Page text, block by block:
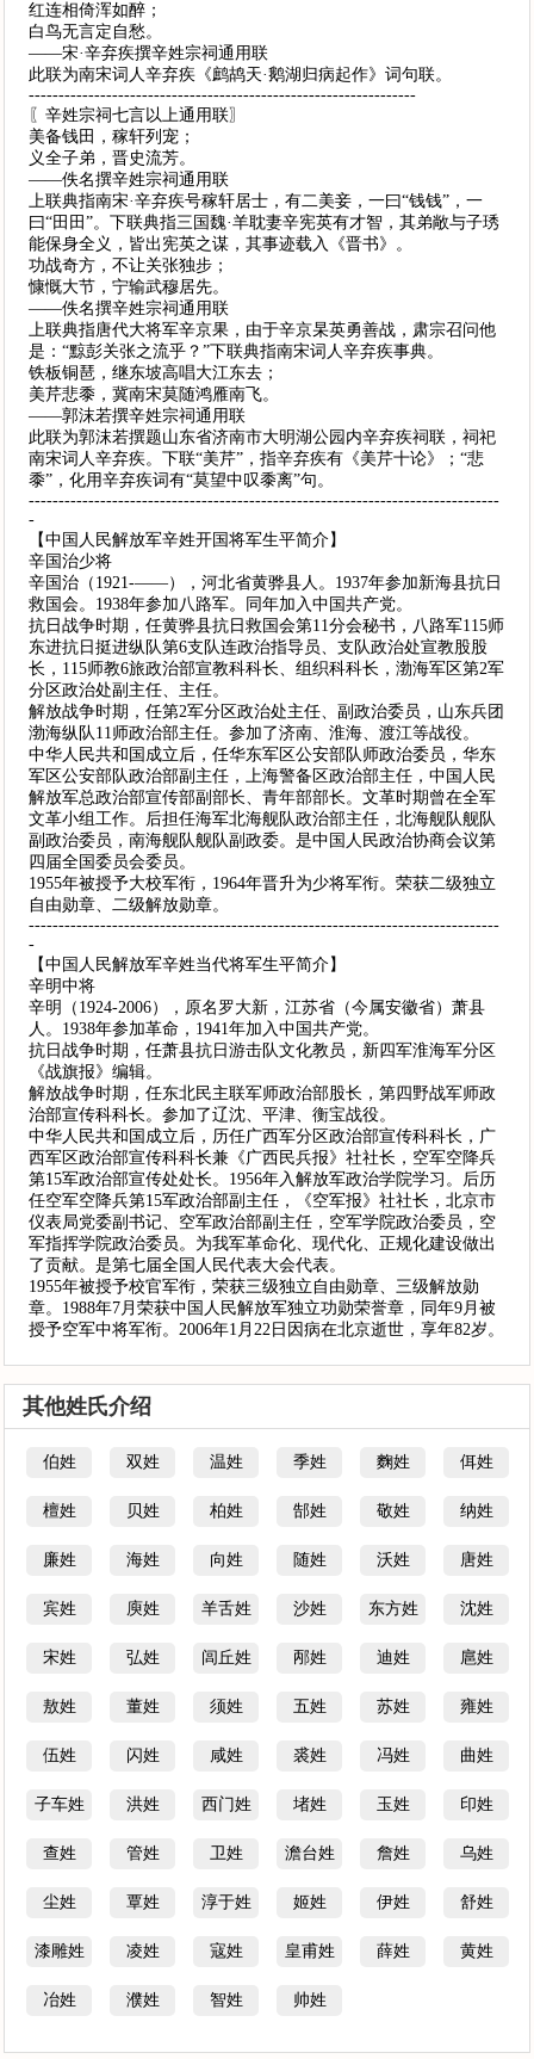
红连相倚浑如醉；
白鸟无言定自愁。
——宋·辛弃疾撰辛姓宗祠通用联
此联为南宋词人辛弃疾《鹧鸪天·鹅湖归病起作》词句联。
-----------------------------------------------------------------
〖辛姓宗祠七言以上通用联〗
美备钱田，稼轩列宠；
义全子弟，晋史流芳。
——佚名撰辛姓宗祠通用联
上联典指南宋·辛弃疾号稼轩居士，有二美妾，一曰“钱钱”，一
曰“田田”。下联典指三国魏·羊耽妻辛宪英有才智，其弟敞与子琇
能保身全义，皆出宪英之谋，其事迹载入《晋书》。
功战奇方，不让关张独步；
慷慨大节，宁输武穆居先。
——佚名撰辛姓宗祠通用联
上联典指唐代大将军辛京果，由于辛京杲英勇善战，肃宗召问他
是：“黥彭关张之流乎？”下联典指南宋词人辛弃疾事典。
铁板铜琶，继东坡高唱大江东去；
美芹悲黍，冀南宋莫随鸿雁南飞。
——郭沫若撰辛姓宗祠通用联
此联为郭沫若撰题山东省济南市大明湖公园内辛弃疾祠联，祠祀
南宋词人辛弃疾。下联“美芹”，指辛弃疾有《美芹十论》；“悲
黍”，化用辛弃疾词有“莫望中叹黍离”句。
-------------------------------------------------------------------------------
-
【中国人民解放军辛姓开国将军生平简介】
辛国治少将
辛国治（1921-——），河北省黄骅县人。1937年参加新海县抗日
救国会。1938年参加八路军。同年加入中国共产党。
抗日战争时期，任黄骅县抗日救国会第11分会秘书，八路军115师
东进抗日挺进纵队第6支队连政治指导员、支队政治处宣教股股
长，115师教6旅政治部宣教科科长、组织科科长，渤海军区第2军
分区政治处副主任、主任。
解放战争时期，任第2军分区政治处主任、副政治委员，山东兵团
渤海纵队11师政治部主任。参加了济南、淮海、渡江等战役。
中华人民共和国成立后，任华东军区公安部队师政治委员，华东
军区公安部队政治部副主任，上海警备区政治部主任，中国人民
解放军总政治部宣传部副部长、青年部部长。文革时期曾在全军
文革小组工作。后担任海军北海舰队政治部主任，北海舰队舰队
副政治委员，南海舰队舰队副政委。是中国人民政治协商会议第
四届全国委员会委员。
1955年被授予大校军衔，1964年晋升为少将军衔。荣获二级独立
自由勋章、二级解放勋章。
-------------------------------------------------------------------------------
-
【中国人民解放军辛姓当代将军生平简介】
辛明中将
辛明（1924-2006），原名罗大新，江苏省（今属安徽省）萧县
人。1938年参加革命，1941年加入中国共产党。
抗日战争时期，任萧县抗日游击队文化教员，新四军淮海军分区
《战旗报》编辑。
解放战争时期，任东北民主联军师政治部股长，第四野战军师政
治部宣传科科长。参加了辽沈、平津、衡宝战役。
中华人民共和国成立后，历任广西军分区政治部宣传科科长，广
西军区政治部宣传科科长兼《广西民兵报》社社长，空军空降兵
第15军政治部宣传处处长。1956年入解放军政治学院学习。后历
任空军空降兵第15军政治部副主任，《空军报》社社长，北京市
仪表局党委副书记、空军政治部副主任，空军学院政治委员，空
军指挥学院政治委员。为我军革命化、现代化、正规化建设做出
了贡献。是第七届全国人民代表大会代表。
1955年被授予校官军衔，荣获三级独立自由勋章、三级解放勋
章。1988年7月荣获中国人民解放军独立功勋荣誉章，同年9月被
授予空军中将军衔。2006年1月22日因病在北京逝世，享年82岁。
其他姓氏介绍
伯姓 双姓 温姓 季姓 麴姓 佴姓
檀姓 贝姓 柏姓 郜姓 敬姓 纳姓
廉姓 海姓 向姓 随姓 沃姓 唐姓
宾姓 庾姓 羊舌姓 沙姓 东方姓 沈姓
宋姓 弘姓 闾丘姓 邴姓 迪姓 扈姓
敖姓 董姓 须姓 五姓 苏姓 雍姓
伍姓 闪姓 咸姓 裘姓 冯姓 曲姓
子车姓 洪姓 西门姓 堵姓 玉姓 印姓
查姓 管姓 卫姓 澹台姓 詹姓 乌姓
尘姓 覃姓 淳于姓 姬姓 伊姓 舒姓
漆雕姓 凌姓 寇姓 皇甫姓 薛姓 黄姓
冶姓 濮姓 智姓 帅姓